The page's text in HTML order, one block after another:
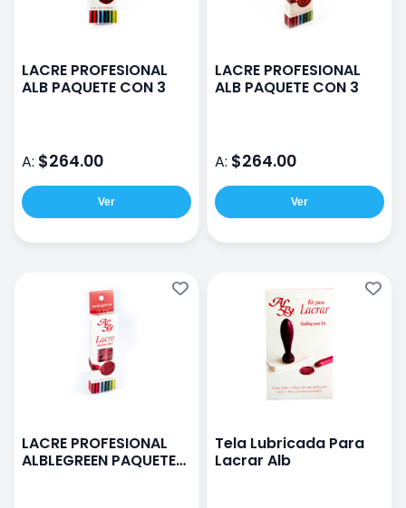
LACRE PROFESIONAL
ALB PAQUETE CON 3
A: $264.00
Ver
LACRE PROFESIONAL
ALB PAQUETE CON 3
A: $264.00
Ver
LACRE PROFESIONAL
ALBLEGREEN PAQUETE
Tela Lubricada Para
Lacrar Alb